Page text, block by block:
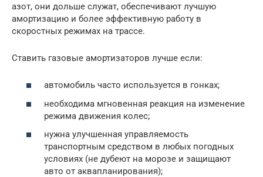
азот, они дольше служат, обеспечивают лучшую
амортизацию и более эффективную работу в
скоростных режимах на трассе.
Ставить газовые амортизаторов лучше если:
автомобиль часто используется в гонках;
необходима мгновенная реакция на изменение
режима движения колес;
нужна улучшенная управляемость
транспортным средством в любых погодных
условиях (не дубеют на морозе и защищают
авто от аквапланирования);